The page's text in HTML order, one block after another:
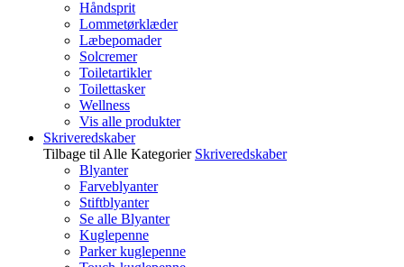
Håndsprit
Lommetørklæder
Læbepomader
Solcremer
Toiletartikler
Toilettasker
Wellness
Vis alle produkter
Skriveredskaber
Tilbage til Alle Kategorier Skriveredskaber
Blyanter
Farveblyanter
Stiftblyanter
Se alle Blyanter
Kuglepenne
Parker kuglepenne